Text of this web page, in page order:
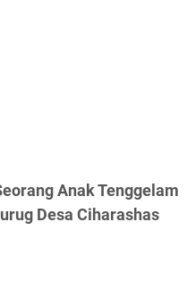
Anak Tenggelam
Desa Ciharashas